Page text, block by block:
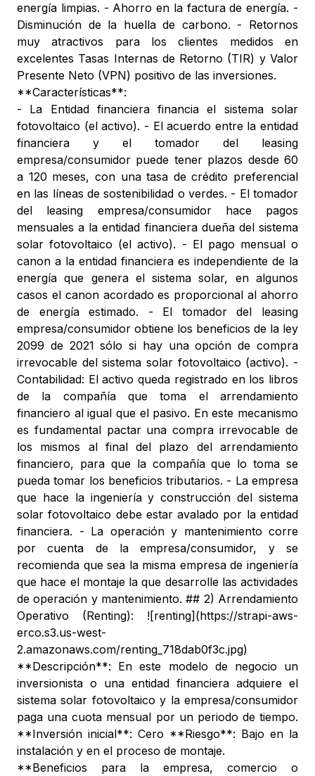
energía limpias. - Ahorro en la factura de energía. -
Disminución de la huella de carbono. - Retornos
muy atractivos para los clientes medidos en
excelentes Tasas Internas de Retorno (TIR) y Valor
Presente Neto (VPN) positivo de las inversiones.
**Características**:
- La Entidad financiera financia el sistema solar
fotovoltaico (el activo). - El acuerdo entre la entidad
financiera y el tomador del leasing
empresa/consumidor puede tener plazos desde 60
a 120 meses, con una tasa de crédito preferencial
en las líneas de sostenibilidad o verdes. - El tomador
del leasing empresa/consumidor hace pagos
mensuales a la entidad financiera dueña del sistema
solar fotovoltaico (el activo). - El pago mensual o
canon a la entidad financiera es independiente de la
energía que genera el sistema solar, en algunos
casos el canon acordado es proporcional al ahorro
de energía estimado. - El tomador del leasing
empresa/consumidor obtiene los beneficios de la ley
2099 de 2021 sólo si hay una opción de compra
irrevocable del sistema solar fotovoltaico (activo). -
Contabilidad: El activo queda registrado en los libros
de la compañía que toma el arrendamiento
financiero al igual que el pasivo. En este mecanismo
es fundamental pactar una compra irrevocable de
los mismos al final del plazo del arrendamiento
financiero, para que la compañía que lo toma se
pueda tomar los beneficios tributarios. - La empresa
que hace la ingeniería y construcción del sistema
solar fotovoltaico debe estar avalado por la entidad
financiera. - La operación y mantenimiento corre
por cuenta de la empresa/consumidor, y se
recomienda que sea la misma empresa de ingeniería
que hace el montaje la que desarrolle las actividades
de operación y mantenimiento. ## 2) Arrendamiento
Operativo (Renting): ![renting](https://strapi-aws-
erco.s3.us-west-
2.amazonaws.com/renting_718dab0f3c.jpg)
**Descripción**: En este modelo de negocio un
inversionista o una entidad financiera adquiere el
sistema solar fotovoltaico y la empresa/consumidor
paga una cuota mensual por un periodo de tiempo.
**Inversión inicial**: Cero **Riesgo**: Bajo en la
instalación y en el proceso de montaje.
**Beneficios para la empresa, comercio o